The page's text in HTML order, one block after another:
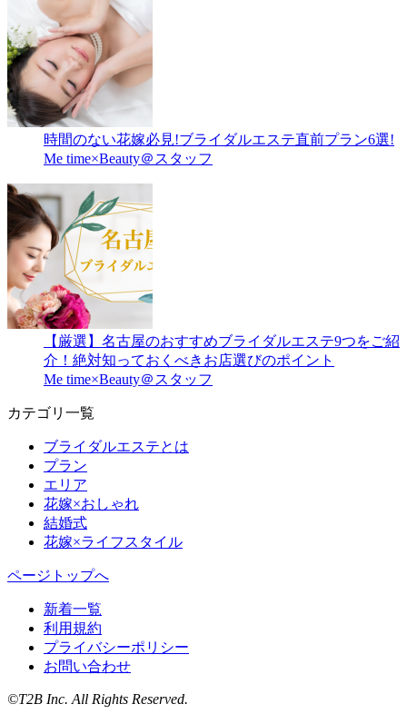
時間のない花嫁必見!ブライダルエステ直前プラン6選!
Me time×Beauty＠スタッフ
【厳選】名古屋のおすすめブライダルエステ9つをご紹
介！絶対知っておくべきお店選びのポイント
Me time×Beauty＠スタッフ
カテゴリ一覧
ブライダルエステとは
プラン
エリア
花嫁×おしゃれ
結婚式
花嫁×ライフスタイル
ページトップへ
新着一覧
利用規約
プライバシーポリシー
お問い合わせ
©T2B Inc. All Rights Reserved.